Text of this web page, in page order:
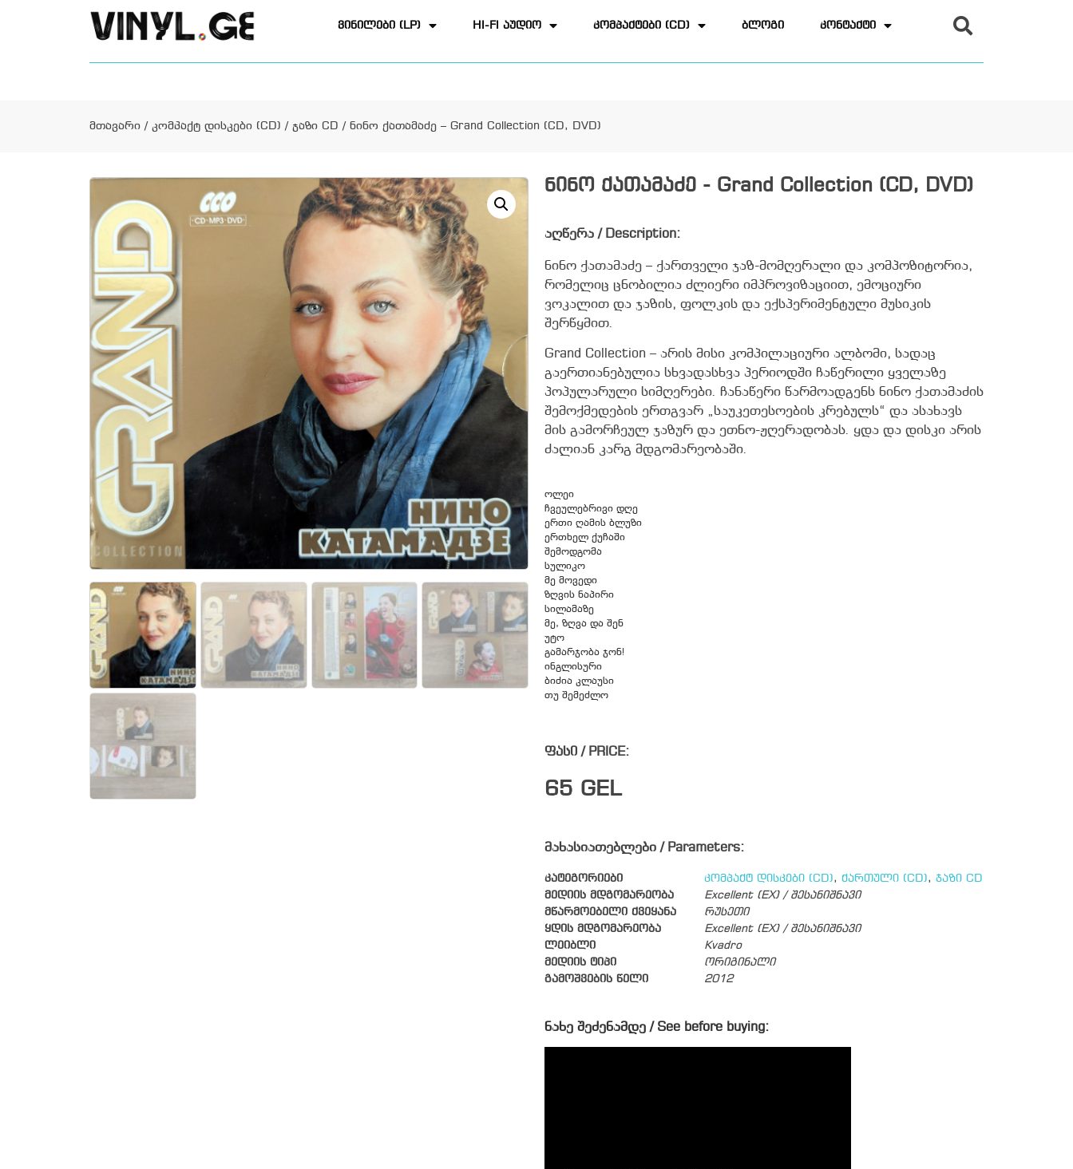
ვინილები (LP) HI-FI აუდიო კომპაქტები (CD) ბლოგი კონტაქტი
მთავარი / კომპაქტ დისკები (CD) / ჯაზი CD / ნინო ქათამაძე – Grand Collection (CD, DVD)
ნინო ქათამაძე - Grand Collection (CD, DVD)
აღწერა / Description:
ნინო ქათამაძე – ქართველი ჯაზ-მომღერალი და კომპოზიტორია,
რომელიც ცნობილია ძლიერი იმპროვიზაციით, ემოციური
ვოკალით და ჯაზის, ფოლკის და ექსპერიმენტული მუსიკის
შერწყმით.
Grand Collection – არის მისი კომპილაციური ალბომი, სადაც
გაერთიანებულია სხვადასხვა პერიოდში ჩაწერილი ყველაზე
პოპულარული სიმღერები. ჩანაწერი წარმოადგენს ნინო ქათამაძის
შემოქმედების ერთგვარ „საუკეთესოების კრებულს“ და ასახავს
მის გამორჩეულ ჯაზურ და ეთნო-ჟღერადობას. ყდა და დისკი არის
ძალიან კარგ მდგომარეობაში.
ოლეი
ჩვეულებრივი დღე
ერთი ღამის ბლუზი
ერთხელ ქუჩაში
შემოდგომა
სულიკო
მე მოვედი
ზღვის ნაპირი
სილამაზე
მე, ზღვა და შენ
უტო
გამარჯობა ჯონ!
ინგლისური
ბიძია კლაუსი
თუ შემეძლო
ფასი / PRICE:
65 GEL
მახასიათებლები / Parameters:
კატეგორიები კომპაქტ დისკები (CD), ქართული (CD), ჯაზი CD
მედიის მდგომარეობა
Excellent (EX) / შესანიშნავი
მწარმოებელი ქვეყანა
რუსეთი
ყდის მდგომარეობა
Excellent (EX) / შესანიშნავი
ლეიბლი
Kvadro
მედიის ტიპი
ორიგინალი
გამოშვების წელი
2012
ნახე შეძენამდე / See before buying: